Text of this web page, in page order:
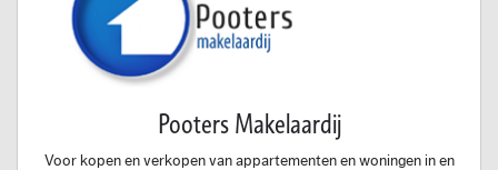
Pooters Makelaardij
Voor kopen en verkopen van appartementen en woningen in en